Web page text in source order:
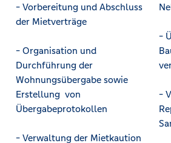
- Vorbereitung und Abschluss
der Mietverträge
- Organisation und
Durchführung der
Wohnungsübergabe sowie
Erstellung von
Übergabeprotokollen
- Verwaltung der Mietkaution
-
-